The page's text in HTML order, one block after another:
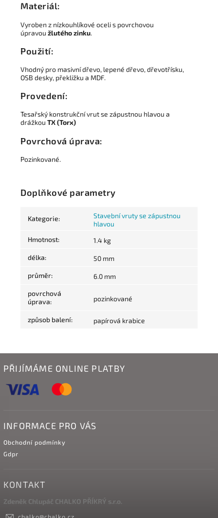
Materiál:
Vyroben z nízkouhlíkové oceli s povrchovou
úpravou žlutého zinku.
Použití:
Vhodný pro masivní dřevo, lepené dřevo, dřevotřísku,
OSB desky, překližku a MDF.
Provedení:
Tesařský konstrukční vrut se zápustnou hlavou a
drážkou TX (Torx)
Povrchová úprava:
Pozinkované.
Doplňkové parametry
Kategorie:
Stavební vruty se zápustnou
hlavou
Hmotnost: 1.4 kg
délka: 50 mm
průměr: 6.0 mm
povrchová
úprava: pozinkované
způsob balení: papírová krabice
PŘIJÍMÁME ONLINE PLATBY
INFORMACE PRO VÁS
Obchodní podmínky
Gdpr
KONTAKT
Zdeněk Chlupáč CHALKO PŘÍKRÝ s.r.o.